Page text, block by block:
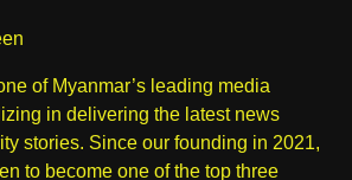
of Myanmar’s leading media
in delivering the latest news
stories. Since our founding in 2021,
to become one of the top three